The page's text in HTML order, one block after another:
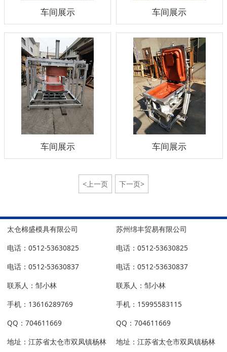
车间展示 车间展示
车间展示 车间展示
<上一页 下一页>
太仓棉盛模具有限公司
电话：0512-53630825
电话：0512-53630837
联系人：邹小林
手机：13616289769
QQ：704611669
地址：江苏省太仓市双凤镇杨林
苏州绵丰贸易有限公司
电话：0512-53630825
电话：0512-53630837
联系人：邹小林
手机：15995583115
QQ：704611669
地址：江苏省太仓市双凤镇杨林